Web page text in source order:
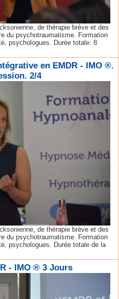
de thérapie brève et des
du psychotraumatisme. Formation
psychologues. Durée totale: 8
en EMDR - IMO ®.
2/4
de thérapie brève et des
du psychotraumatisme. Formation
psychologues. Durée totale de la
- IMO ® 3 Jours